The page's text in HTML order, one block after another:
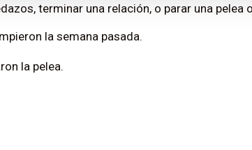
terminar una relación, o parar una pelea
la semana pasada.
la pelea.